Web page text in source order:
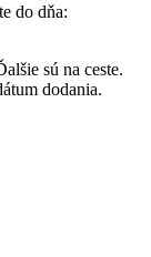
do dňa:
sú na ceste.
dodania.